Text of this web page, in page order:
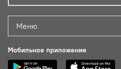
Меню
Мобильное приложение